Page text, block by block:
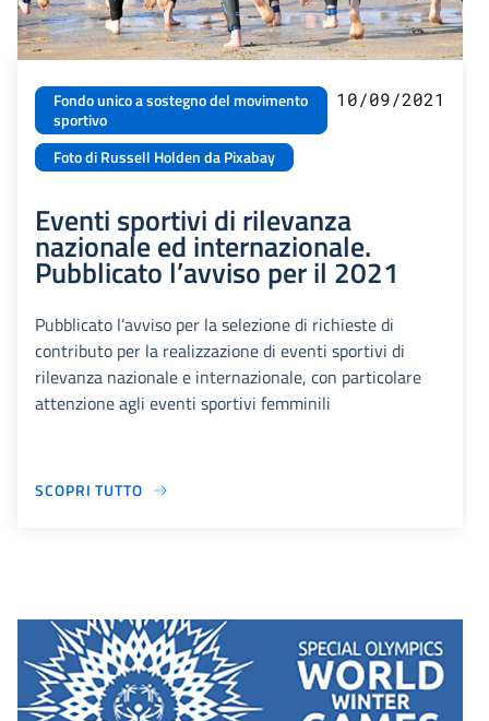
Fondo unico a sostegno del movimento
sportivo
Foto di Russell Holden da Pixabay
10/09/2021
Eventi sportivi di rilevanza
nazionale ed internazionale.
Pubblicato l’avviso per il 2021
Pubblicato l’avviso per la selezione di richieste di
contributo per la realizzazione di eventi sportivi di
rilevanza nazionale e internazionale, con particolare
attenzione agli eventi sportivi femminili
SCOPRI TUTTO